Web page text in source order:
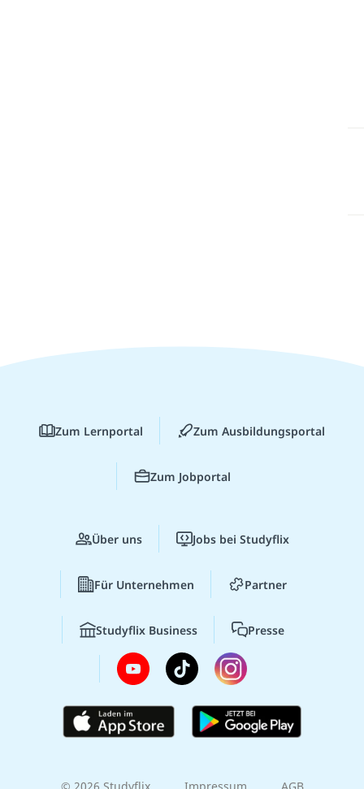
Zum Lernportal Zum Ausbildungsportal
Zum Jobportal
Über uns Jobs bei Studyflix
Für Unternehmen Partner
Studyflix Business Presse
© 2026 Studyflix Impressum AGB